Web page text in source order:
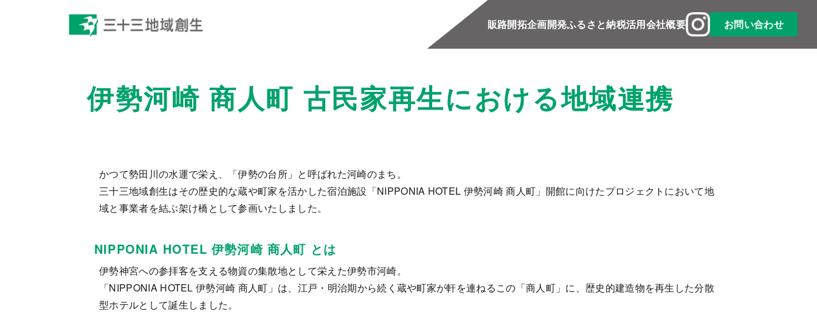
販路開拓企画開発ふるさと納税活用会社概要
公式
Instagram
お問い合わせ
伊勢河崎 商人町 古民家再生における地域連携
かつて勢田川の水運で栄え、「伊勢の台所」と呼ばれた河崎のまち。
三十三地域創生はその歴史的な蔵や町家を活かした宿泊施設「NIPPONIA HOTEL 伊勢河崎 商人町」開館に向けたプロジェクトにおいて地
域と事業者を結ぶ架け橋として参画いたしました。
NIPPONIA HOTEL 伊勢河崎 商人町 とは
伊勢神宮への参拝客を支える物資の集散地として栄えた伊勢市河崎。
「NIPPONIA HOTEL 伊勢河崎 商人町」は、江戸・明治期から続く蔵や町家が軒を連ねるこの「商人町」に、歴史的建造物を再生した分散
型ホテルとして誕生しました。